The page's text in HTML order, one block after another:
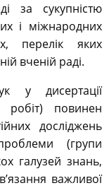
за сукупністю
і міжнародних
перелік яких
вченій раді.
у дисертації
робіт) повинен
досліджень
(групи
галузей знань,
важливої